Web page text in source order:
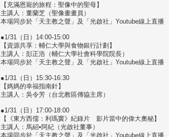
【充滿恩寵的旅程：聖像中的聖母】
主講人：董蘭芝（聖像畫畫員）
本場同步於「天主教之聲」及「光啟社」Youtube線上直播
●1/31（日）14:00-15:00
【資源共享：輔仁大學與食物銀行計劃】
主講人：彭正浩（輔仁大學社會科學院院長）
本場同步於「天主教之聲」及「光啟社」Youtube線上直播
●1/31（日）15:30-16:30
【媽媽的幸福指南針】
主講人：吳令芳（台北教區傳協主席）
●1/31（日）17:00-18:00
【《東方西儒：利瑪竇》紀錄片 影片當中的偉大奧秘】
主講人：馬紹•阿紀（光啟社董事）
本場同步於「天主教之聲」及「光啟社」Youtube線上直播